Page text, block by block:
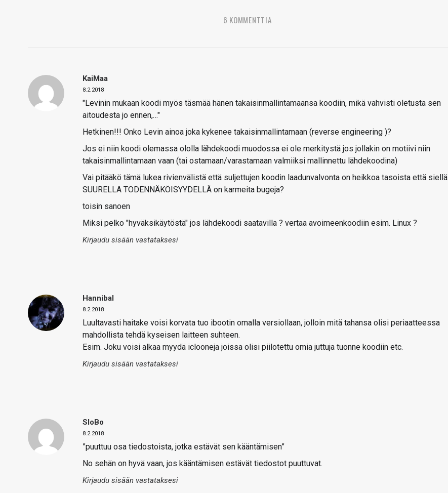
6 KOMMENTTIA
KaiMaa
8.2.2018
"Levinin mukaan koodi myös täsmää hänen takaisinmallintamaansa koodiin, mikä vahvisti oletusta sen
aitoudesta jo ennen,…"
Hetkinen!!! Onko Levin ainoa joka kykenee takaisinmallintamaan (reverse engineering )?
Jos ei niin koodi olemassa ololla lähdekoodi muodossa ei ole merkitystä jos jollakin on motiivi niin
takaisinmallintamaan vaan (tai ostamaan/varastamaan valmiiksi mallinnettu lähdekoodina)
Vai pitääkö tämä lukea rivienvälistä että suljettujen koodin laadunvalvonta on heikkoa tasoista että siellä
SUURELLA TODENNÄKÖISYYDELLÄ on karmeita bugeja?
toisin sanoen
Miksi pelko "hyväksikäytöstä" jos lähdekoodi saatavilla ? vertaa avoimeenkoodiin esim. Linux ?
Kirjaudu sisään vastataksesi
Hannibal
8.2.2018
Luultavasti haitake voisi korvata tuo ibootin omalla versiollaan, jolloin mitä tahansa olisi periaatteessa
mahdollista tehdä kyseisen laitteen suhteen.
Esim. Joku voisi alkaa myydä iclooneja joissa olisi piilotettu omia juttuja tuonne koodiin etc.
Kirjaudu sisään vastataksesi
SloBo
8.2.2018
”puuttuu osa tiedostoista, jotka estävät sen kääntämisen”
No sehän on hyvä vaan, jos kääntämisen estävät tiedostot puuttuvat.
Kirjaudu sisään vastataksesi